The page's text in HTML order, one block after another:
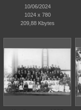
10/06/2024
1024 x 780
209,88 Kbytes